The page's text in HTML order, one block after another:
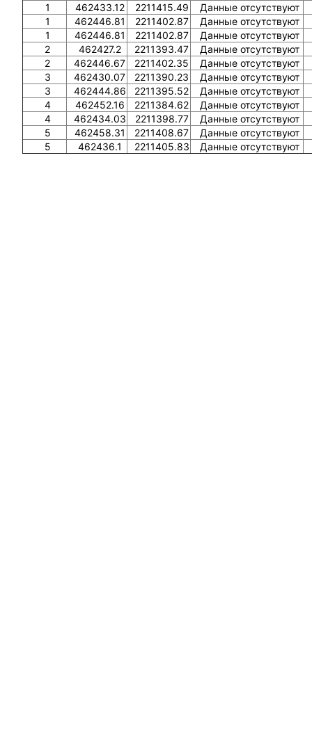
1
462433.12 2211415.49
Данные отсутствуют
1
462446.81 2211402.87
Данные отсутствуют
1
462446.81 2211402.87
Данные отсутствуют
2
462427.2 2211393.47
Данные отсутствуют
2
462446.67 2211402.35
Данные отсутствуют
3
462430.07 2211390.23
Данные отсутствуют
3
462444.86 2211395.52
Данные отсутствуют
4
462452.16 2211384.62
Данные отсутствуют
4
462434.03 2211398.77
Данные отсутствуют
5
462458.31 2211408.67
Данные отсутствуют
5
462436.1 2211405.83 Данные отсутствуют